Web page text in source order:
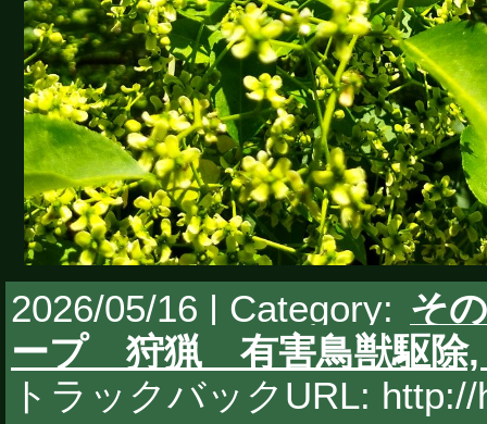
2026/05/16 | Category: そ
ープ 狩猟 有害鳥獣駆除
トラックバックURL: